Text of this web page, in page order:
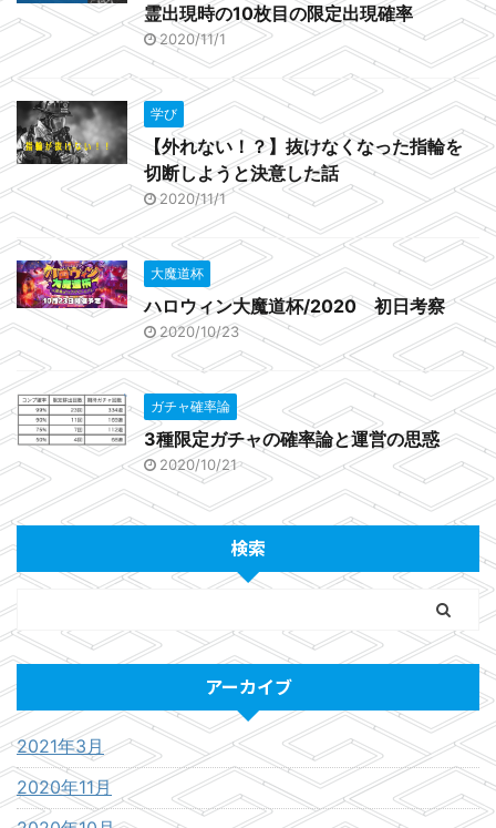
霊出現時の10枚目の限定出現確率
2020/11/1
学び
【外れない！？】抜けなくなった指輪を
切断しようと決意した話
2020/11/1
大魔道杯
ハロウィン大魔道杯/2020 初日考察
2020/10/23
ガチャ確率論
3種限定ガチャの確率論と運営の思惑
2020/10/21
検索
アーカイブ
2021年3月
2020年11月